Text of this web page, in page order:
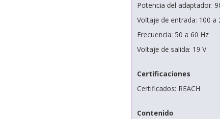
Potencia del adaptador:
Voltaje de entrada: 100 a
Frecuencia: 50 a 60 Hz
Voltaje de salida: 19 V
Certificaciones
Certificados: REACH
Contenido